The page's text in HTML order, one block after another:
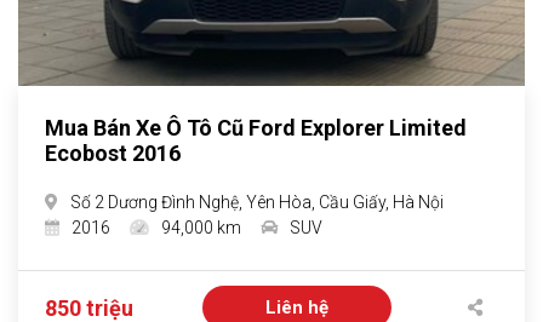
Mua Bán Xe Ô Tô Cũ Ford Explorer Limited
Ecobost 2016
Số 2 Dương Đình Nghệ, Yên Hòa, Cầu Giấy, Hà Nội
2016
94,000 km SUV
850 triệu Liên hệ